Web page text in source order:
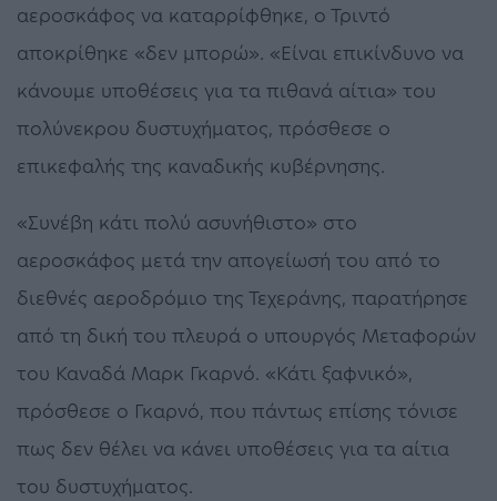
αεροσκάφος να καταρρίφθηκε, ο Τριντό
αποκρίθηκε «δεν μπορώ». «Είναι επικίνδυνο να
κάνουμε υποθέσεις για τα πιθανά αίτια» του
πολύνεκρου δυστυχήματος, πρόσθεσε ο
επικεφαλής της καναδικής κυβέρνησης.
«Συνέβη κάτι πολύ ασυνήθιστο» στο
αεροσκάφος μετά την απογείωσή του από το
διεθνές αεροδρόμιο της Τεχεράνης, παρατήρησε
από τη δική του πλευρά ο υπουργός Μεταφορών
του Καναδά Μαρκ Γκαρνό. «Κάτι ξαφνικό»,
πρόσθεσε ο Γκαρνό, που πάντως επίσης τόνισε
πως δεν θέλει να κάνει υποθέσεις για τα αίτια
του δυστυχήματος.